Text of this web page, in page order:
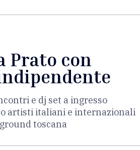
Prato con
e dj set a ingresso
artisti italiani e internazionali
toscana